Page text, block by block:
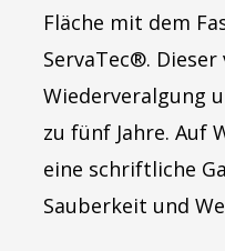
Fläche mit dem
ServaTec®.
Wiederveralgung
zu fünf Jahre. Auf
eine schriftliche
Sauberkeit und